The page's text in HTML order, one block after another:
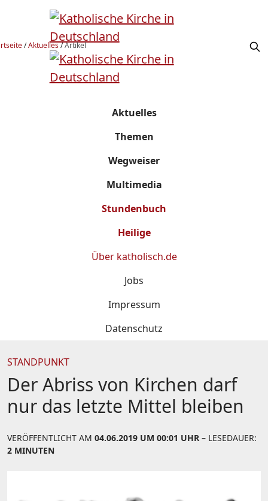
/Aktuelles/Artikel
Aktuelles
Themen
Wegweiser
Multimedia
Stundenbuch
Heilige
Über katholisch.de
Jobs
Impressum
Datenschutz
STANDPUNKT
Der Abriss von Kirchen darf
nur das letzte Mittel bleiben
VERÖFFENTLICHT AM 04.06.2019 UM 00:01 UHR – LESEDAUER:
2 MINUTEN